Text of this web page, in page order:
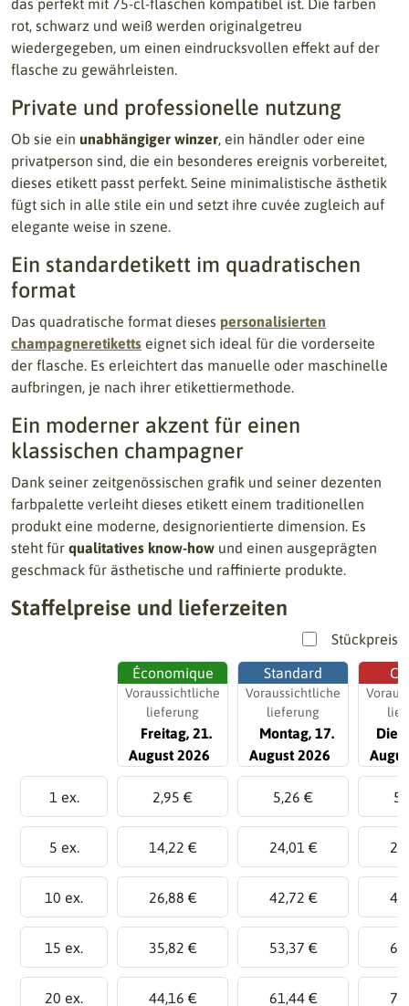
das perfekt mit 75-cl-flaschen kompatibel ist. Die farben
rot, schwarz und weiß werden originalgetreu
wiedergegeben, um einen eindrucksvollen effekt auf der
flasche zu gewährleisten.
Private und professionelle nutzung
Ob sie ein unabhängiger winzer, ein händler oder eine
privatperson sind, die ein besonderes ereignis vorbereitet,
dieses etikett passt perfekt. Seine minimalistische ästhetik
fügt sich in alle stile ein und setzt ihre cuvée zugleich auf
elegante weise in szene.
Ein standardetikett im quadratischen
format
Das quadratische format dieses personalisierten
champagneretiketts eignet sich ideal für die vorderseite
der flasche. Es erleichtert das manuelle oder maschinelle
aufbringen, je nach ihrer etikettiermethode.
Ein moderner akzent für einen
klassischen champagner
Dank seiner zeitgenössischen grafik und seiner dezenten
farbpalette verleiht dieses etikett einem traditionellen
produkt eine moderne, designorientierte dimension. Es
steht für qualitatives know-how und einen ausgeprägten
geschmack für ästhetische und raffinierte produkte.
Staffelpreise und lieferzeiten
Stückpreis
Économique
Voraussichtliche
lieferung
Freitag, 21.
August 2026
Standard
Voraussichtliche
lieferung
Montag, 17.
August 2026
1 ex. 2,95 € 5,26 €
5 ex. 14,22 € 24,01 €
10 ex. 26,88 € 42,72 €
15 ex. 35,82 € 53,37 €
20 ex. 44,16 € 61,44 €